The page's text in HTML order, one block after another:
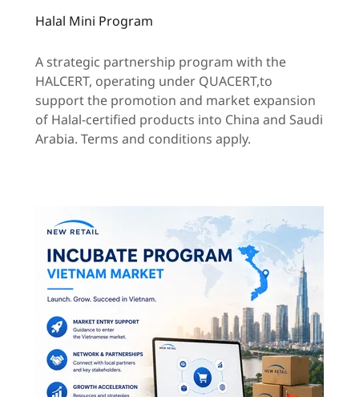
Halal Mini Program
A strategic partnership program with the
HALCERT, operating under QUACERT,to
support the promotion and market expansion
of Halal-certified products into China and Saudi
Arabia. Terms and conditions apply.